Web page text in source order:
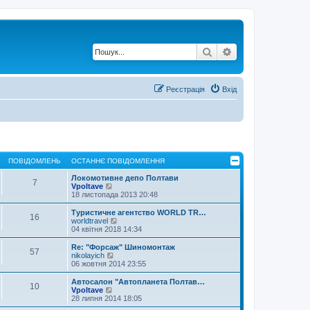
Пошук
Вхід
Реєстрація
ПОВІДОМЛЕНЬ ОСТАННЄ ПОВІДОМЛЕННЯ
7
Локомотивне депо Полтави
Vpoltave
е
р
е
г
л
у
т
и
а
18 листопада 2013 20:48
16
Туристичне агентство WORLD TR…
worldtravel
е
р
е
л
н
у
т
и
04 квітня 2018 14:34
57
Re: "Форсаж" Шиномонтаж
nikolayich
е
р
е
л
06 жовтня 2014 23:55
10
Автосалон "Автопланета Полтав…
Vpoltave
е
р
28 липня 2014 18:05